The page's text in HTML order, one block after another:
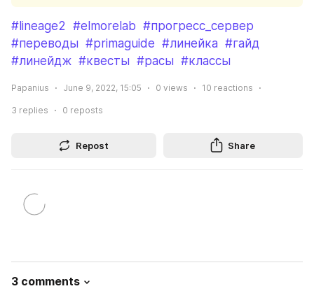
#lineage2 #elmorelab #прогресс_сервер
#переводы #primaguide #линейка #гайд
#линейдж #квесты #расы #классы
Papanius June 9, 2022, 15:05 0 views 10 reactions
3 replies 0 reposts
Repost Share
3 comments